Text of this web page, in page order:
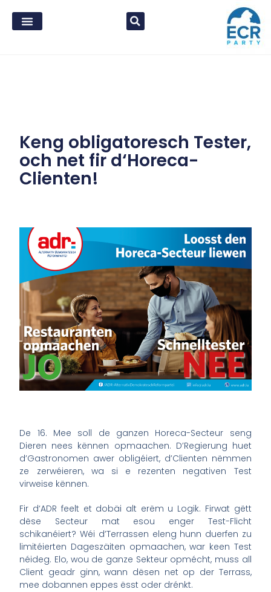
Keng obligatoresch Tester,
och net fir d‘Horeca-
Clienten!
De 16. Mee soll de ganzen Horeca-Secteur seng
Dieren nees kënnen opmaachen. D’Regierung huet
d’Gastronomen awer obligéiert, d’Clienten nëmmen
ze zerwéieren, wa si e rezenten negativen Test
virweise kënnen.
Fir d‘ADR feelt et dobäi alt erëm u Logik. Firwat gëtt
dëse Secteur mat esou enger Test-Flicht
schikanéiert? Wéi d’Terrassen eleng hunn duerfen zu
limitéierten Dageszäiten opmaachen, war keen Test
néideg. Elo, wou de ganze Sekteur opmécht, muss all
Client geadr ginn, wann dësen net op der Terrass,
mee dobannen eppes ësst oder drénkt.